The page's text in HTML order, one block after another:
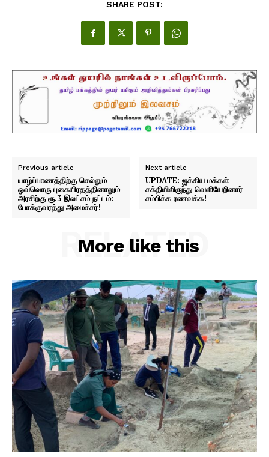
SHARE POST:
Previous article
யாழ்ப்பாணத்திற்கு செல்லும்
ஒவ்வொரு புகையிரதத்தினாலும்
அரசிற்கு ரூ.3 இலட்சம் நட்டம்:
போக்குவரத்து அமைச்சர்!
Next article
UPDATE: ஐக்கிய மக்கள்
சக்தியிலிருந்து வெளியேறினார்
சம்பிக்க ரணவக்க!
More like this
RELATED